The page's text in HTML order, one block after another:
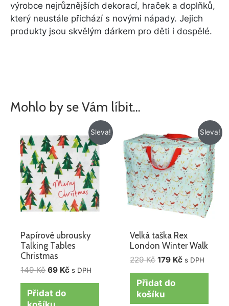
výrobce nejrůznějších dekorací, hraček a doplňků,
který neustále přichází s novými nápady. Jejich
produkty jsou skvělým dárkem pro děti i dospělé.
Mohlo by se Vám líbit…
Sleva!
Papírové ubrousky
Talking Tables
Christmas
149Kč
cena
byla:
149 Kč.
69 Kč
Aktuální
cena
je:
69 Kč.
s DPH
Přidat do
Sleva!
Velká taška Rex
London Winter Walk
229Kč
cena
byla:
229 Kč.
179 Kč
Aktuální
cena
je:
179 Kč.
s DPH
Přidat do
košíku